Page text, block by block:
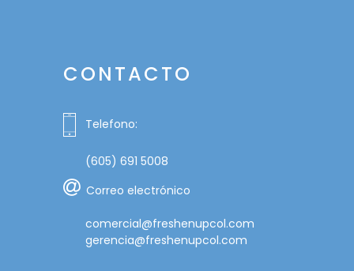
CONTACTO
Telefono:
(605) 691 5008
Correo electrónico
comercial@freshenupcol.com
gerencia@freshenupcol.com